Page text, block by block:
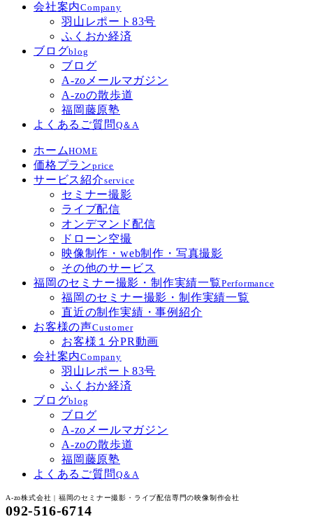
会社案内Company
羽山レポート83号
ふくおか経済
ブログblog
ブログ
A-zoメールマガジン
A-zoの散歩道
福岡藤原塾
よくあるご質問 Q＆A
ホームHOME
価格プランprice
サービス紹介service
セミナー撮影
ライブ配信
オンデマンド配信
ドローン空撮
映像制作・web制作・写真撮影
その他のサービス
福岡のセミナー撮影・制作実績一覧Performance
福岡のセミナー撮影・制作実績一覧
直近の制作実績・事例紹介
お客様の声Customer
お客様１分PR動画
会社案内Company
羽山レポート83号
ふくおか経済
ブログblog
ブログ
A-zoメールマガジン
A-zoの散歩道
福岡藤原塾
よくあるご質問 Q＆A
A-zo株式会社 | 福岡のセミナー撮影・ライブ配信専門の映像制作会社
092-516-6714